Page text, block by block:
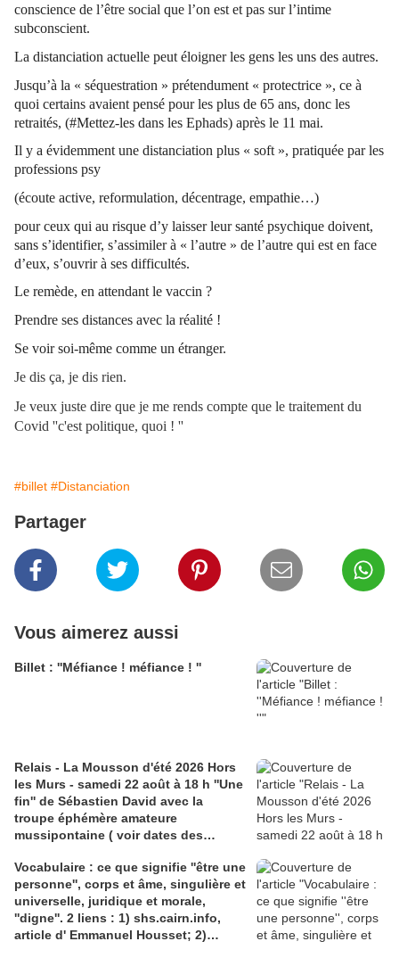
conscience de l’être social que l’on est et pas sur l’intime
subconscient.
La distanciation actuelle peut éloigner les gens les uns des autres.
Jusqu’à la « séquestration » prétendument « protectrice », ce à
quoi certains avaient pensé pour les plus de 65 ans, donc les
retraités, (#Mettez-les dans les Ephads) après le 11 mai.
Il y a évidemment une distanciation plus « soft », pratiquée par les
professions psy
(écoute active, reformulation, décentrage, empathie…)
pour ceux qui au risque d’y laisser leur santé psychique doivent,
sans s’identifier, s’assimiler à « l’autre » de l’autre qui est en face
d’eux, s’ouvrir à ses difficultés.
Le remède, en attendant le vaccin ?
Prendre ses distances avec la réalité !
Se voir soi-même comme un étranger.
Je dis ça, je dis rien.
Je veux juste dire que je me rends compte que le traitement du
Covid ''c'est politique, quoi ! ''
#billet #Distanciation
Partager
Vous aimerez aussi
Billet : ''Méfiance ! méfiance ! ''
Relais - La Mousson d'été 2026 Hors
les Murs - samedi 22 août à 18 h ''Une
fin'' de Sébastien David avec la
troupe éphémère amateure
mussipontaine ( voir dates des
dramaturgie Lola Molina à l’Espace
Saint-Laurent, Pont-à-Mousson 2
liens : 1) lien meec.org; 2)
lemeac.com
Vocabulaire : ce que signifie ''être une
personne'', corps et âme, singulière et
universelle, juridique et morale,
''digne''. 2 liens : 1) shs.cairn.info,
article d' Emmanuel Housset; 2)